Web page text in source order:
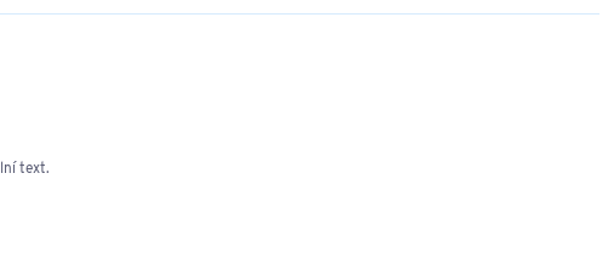
text.